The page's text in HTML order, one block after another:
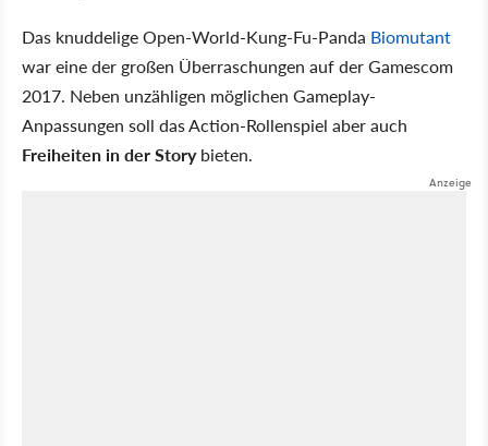
Das knuddelige Open-World-Kung-Fu-Panda Biomutant
war eine der großen Überraschungen auf der Gamescom
2017. Neben unzähligen möglichen Gameplay-
Anpassungen soll das Action-Rollenspiel aber auch
Freiheiten in der Storybieten.